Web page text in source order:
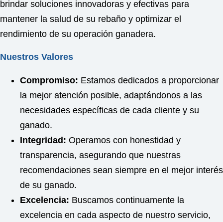
brindar soluciones innovadoras y efectivas para
mantener la salud de su rebaño y optimizar el
rendimiento de su operación ganadera.
Nuestros Valores
Compromiso: Estamos dedicados a proporcionar
la mejor atención posible, adaptándonos a las
necesidades específicas de cada cliente y su
ganado.
Integridad: Operamos con honestidad y
transparencia, asegurando que nuestras
recomendaciones sean siempre en el mejor interés
de su ganado.
Excelencia: Buscamos continuamente la
excelencia en cada aspecto de nuestro servicio,